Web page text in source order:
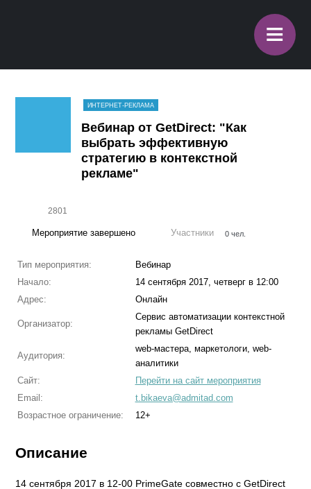
≡
ИНТЕРНЕТ-РЕКЛАМА
Вебинар от GetDirect: "Как
выбрать эффективную
стратегию в контекстной
рекламе"
2801
Мероприятие завершено Участники 0 чел.
Тип мероприятия:
Вебинар
Начало:
14 сентября 2017, четверг в 12:00
Адрес:
Онлайн
Организатор:
Сервис автоматизации контекстной
рекламы GetDirect
Аудитория:
web-мастера, маркетологи, web-
аналитики
Сайт:
Перейти на сайт мероприятия
Email:
t.bikaeva@admitad.com
Возрастное ограничение:
12+
Описание
14 сентября 2017 в 12-00 PrimeGate совместно с GetDirect